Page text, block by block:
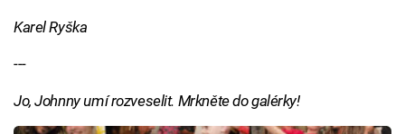
Karel Ryška
---
Jo, Johnny umí rozveselit. Mrkněte do galérky!